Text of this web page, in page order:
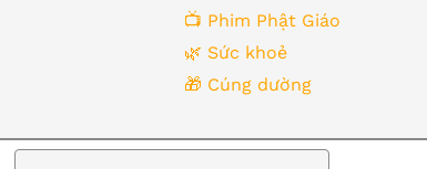
📺 Phim Phật Giáo
🌿️ Sức khoẻ
🎁️ Cúng dường